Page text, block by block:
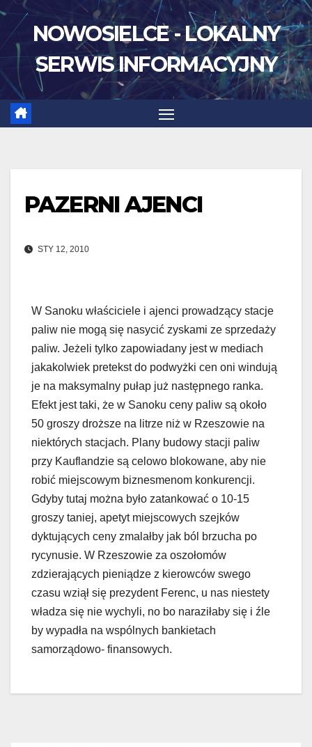
Skip
content
NOWOSIELCE - LOKALNY
SERWIS INFORMACYJNY
PAZERNI AJENCI
STY 12, 2010
W Sanoku właściciele i ajenci prowadzący stacje
paliw nie mogą się nasycić zyskami ze sprzedaży
paliw. Jeżeli tylko zapowiadany jest w mediach
jakakolwiek pretekst do podwyżki cen oni windują
je na maksymalny pułap już następnego ranka.
Efekt jest taki, że w Sanoku ceny paliw są około
50 groszy droższe na litrze niż w Rzeszowie na
niektórych stacjach. Plany budowy stacji paliw
przy Kauflandzie są celowo blokowane, aby nie
robić miejscowym biznesmenom konkurencji.
Gdyby tutaj można było zatankować o 10-15
groszy taniej, apetyt miejscowych szejków
dyktujących ceny zmalałby jak ból brzucha po
rycynusie. W Rzeszowie za oszołomów
zdzierających pieniądze z kierowców swego
czasu wziął się prezydent Ferenc, u nas niestety
władza się nie wychyli, no bo naraziłaby się i źle
by wypadła na wspólnych bankietach
samorządowo- finansowych.